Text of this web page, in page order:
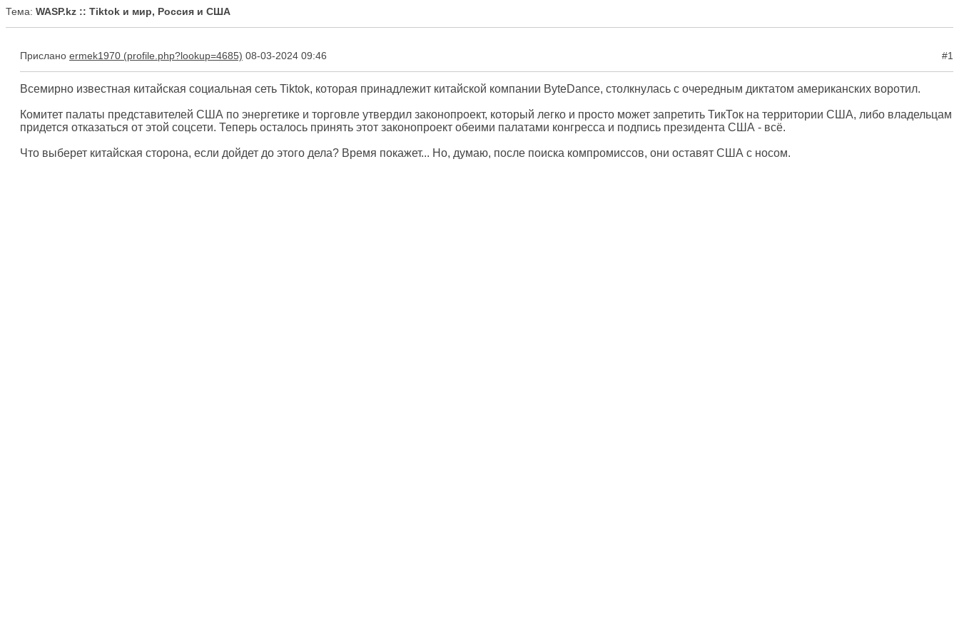
Тема: WASP.kz :: Tiktok и мир, Россия и США
Прислано ermek1970 08-03-2024 09:46 #1
Всемирно известная китайская социальная сеть Tiktok, которая принадлежит китайской компании ByteDance, столкнулась с очередным диктатом американских воротил.
Комитет палаты представителей США по энергетике и торговле утвердил законопроект, который легко и просто может запретить ТикТок на территории США, либо владельцам
придется отказаться от этой соцсети. Теперь осталось принять этот законопроект обеими палатами конгресса и подпись президента США - всё.
Что выберет китайская сторона, если дойдет до этого дела? Время покажет... Но, думаю, после поиска компромиссов, они оставят США с носом.